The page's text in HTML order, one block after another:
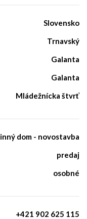
Slovensko
Trnavský
Galanta
Galanta
Mládežnícka štvrť
dom - novostavba
predaj
osobné
+421 902 625 115